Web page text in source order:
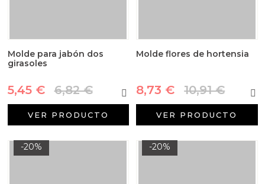
Molde para jabón dos
girasoles
5,45 € 6,82 €
VER PRODUCTO
Molde flores de hortensia
8,73 € 10,91 €
VER PRODUCTO
-20% -20%